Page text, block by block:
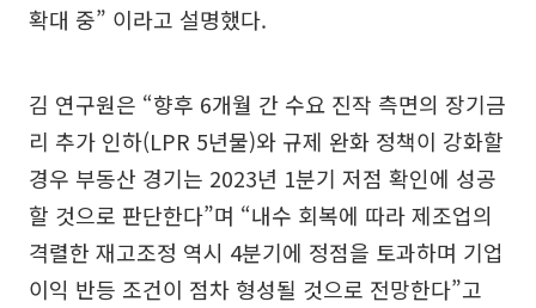
확대 중” 이라고 설명했다.
김 연구원은 “향후 6개월 간 수요 진작 측면의 장기금
리 추가 인하(LPR 5년물)와 규제 완화 정책이 강화할
경우 부동산 경기는 2023년 1분기 저점 확인에 성공
할 것으로 판단한다”며 “내수 회복에 따라 제조업의
격렬한 재고조정 역시 4분기에 정점을 토과하며 기업
이익 반등 조건이 점차 형성될 것으로 전망한다”고